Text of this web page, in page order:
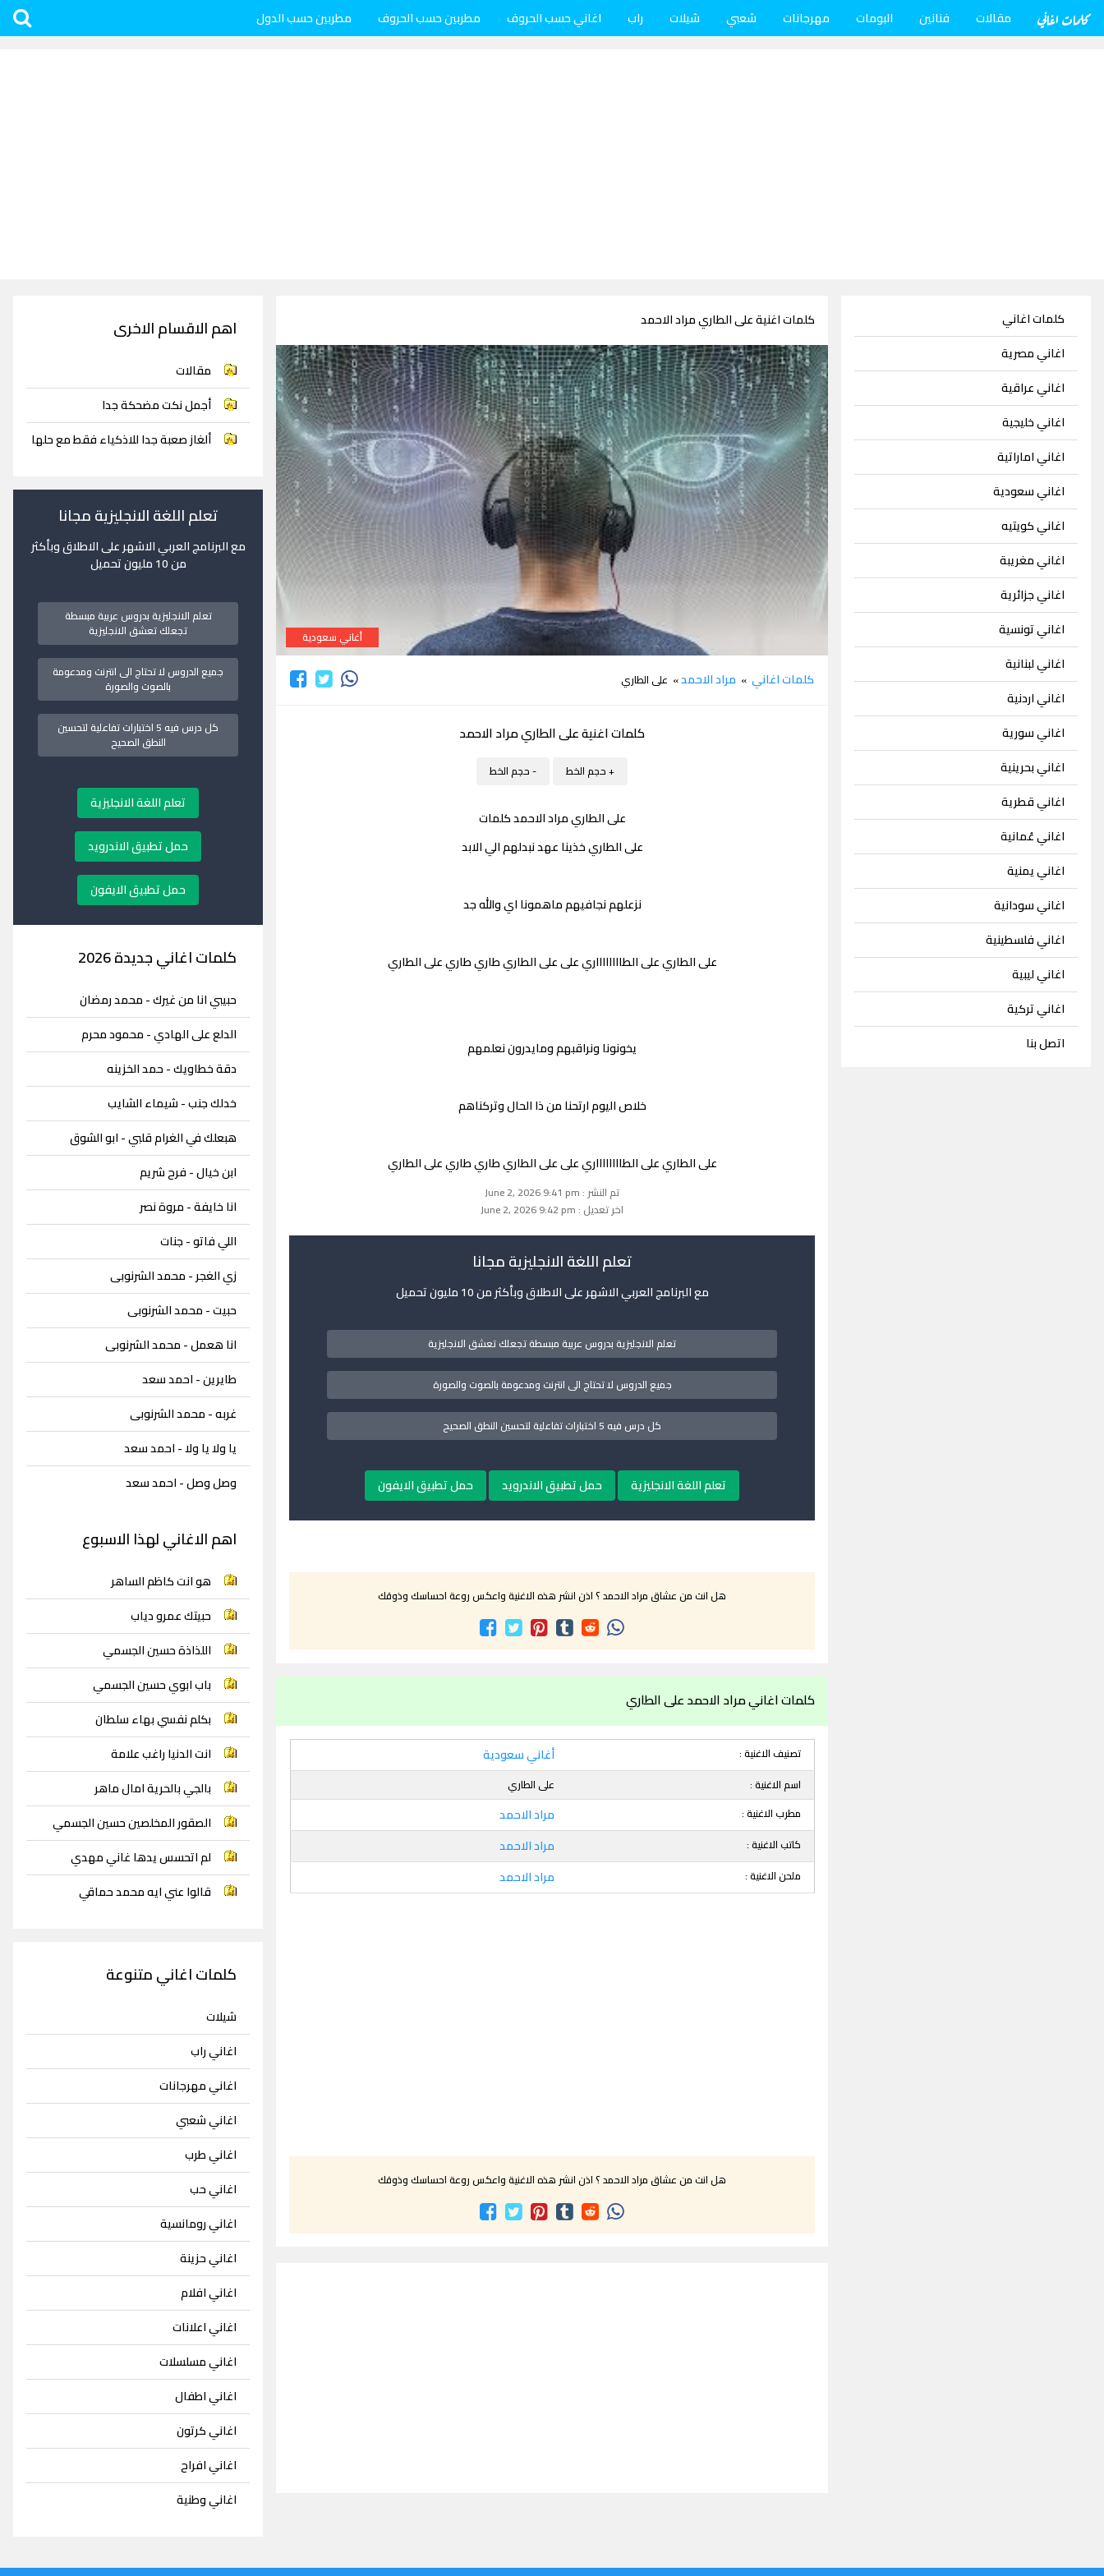
كلمات اغاني مقالات فنانين البومات مهرجانات شعبي شيلات راب اغاني حسب الحروف مطربين حسب الحروف مطربين حسب الدول
كلمات اغاني
اغاني مصرية
اغاني عراقية
اغاني خليجية
اغاني اماراتية
اغاني سعودية
اغاني كويتيه
اغاني مغريبة
اغاني جزائرية
اغاني تونسية
اغاني لبنانية
اغاني اردنية
اغاني سورية
اغاني بحرينية
اغاني قطرية
اغاني عُمانية
اغاني يمنية
اغاني سودانية
اغاني فلسطينية
اغاني ليبية
اغاني تركية
اتصل بنا
كلمات اغنية على الطاري مراد الاحمد
أغاني سعودية
كلمات اغاني » مراد الاحمد» على الطاري
كلمات اغنية على الطاري مراد الاحمد
+ حجم الخط - حجم الخط
على الطاري مراد الاحمد كلمات
على الطاري خذينا عهد نبدلهم الي الابد
نزعلهم نجافيهم ماهمونا اي والله جد
على الطاري على الطااااااااري على على الطاري طاري طاري على الطاري
يخونونا ونراقبهم ومايدرون نعلمهم
خلاص اليوم ارتحنا من ذا الحال وتركناهم
على الطاري على الطااااااااري على على الطاري طاري طاري على الطاري
تم النشر : June 2, 2026 9:41 pm
اخر تعديل : June 2, 2026 9:42 pm
تعلم اللغة الانجليزية مجانا
مع البرنامج العربي الاشهر على الاطلاق وبأكثر من 10 مليون تحميل
تعلم الانجليزية بدروس عربية مبسطة تجعلك تعشق الانجليزية
جميع الدروس لا تحتاج الى انترنت ومدعومة بالصوت والصورة
كل درس فيه 5 اختبارات تفاعلية لتحسين النطق الصحيح
تعلم اللغة الانجليزية حمل تطبيق الاندرويد حمل تطبيق الايفون
هل انت من عشاق مراد الاحمد ؟ اذن انشر هذه الاغنية واعكس روعة احساسك وذوقك
كلمات اغاني مراد الاحمد على الطاري
تصنيف الاغنية : أغاني سعودية
اسم الاغنية :
على الطاري
مطرب الاغنية :
مراد الاحمد
كاتب الاغنية : مراد الاحمد
ملحن الاغنية : مراد الاحمد
هل انت من عشاق مراد الاحمد ؟ اذن انشر هذه الاغنية واعكس روعة احساسك وذوقك
اهم الاقسام الاخرى
مقالات
أجمل نكت مضحكة جدا
ألغاز صعبة جدا للاذكياء فقط مع حلها
تعلم اللغة الانجليزية مجانا
مع البرنامج العربي الاشهر على الاطلاق وبأكثر
من 10 مليون تحميل
تعلم الانجليزية بدروس عربية مبسطة
تجعلك تعشق الانجليزية
جميع الدروس لا تحتاج الى انترنت ومدعومة
بالصوت والصورة
كل درس فيه 5 اختبارات تفاعلية لتحسين
النطق الصحيح
تعلم اللغة الانجليزية
حمل تطبيق الاندرويد
حمل تطبيق الايفون
كلمات اغاني جديدة 2026
حبيبي انا من غيرك - محمد رمضان
الدلع على الهادي - محمود محرم
دقة خطاويك - حمد الخزينه
خدلك جنب - شيماء الشايب
هبعلك في الغرام قلبي - ابو الشوق
ابن خيال - فرح شريم
انا خايفة - مروة نصر
اللي فاتو - جنات
زي الغجر - محمد الشرنوبى
حبيت - محمد الشرنوبى
انا هعمل - محمد الشرنوبى
طايرين - احمد سعد
غربه - محمد الشرنوبى
يا ولا يا ولا - احمد سعد
وصل وصل - احمد سعد
اهم الاغاني لهذا الاسبوع
هو انت كاظم الساهر
حبيتك عمرو دياب
اللذاذة حسين الجسمي
باب ابوي حسين الجسمي
بكلم نفسي بهاء سلطان
انت الدنيا راغب علامة
بالجي بالحرية امال ماهر
الصقور المخلصين حسين الجسمي
لم اتحسس يدها غاني مهدي
قالوا عني ايه محمد حماقي
كلمات اغاني متنوعة
شيلات
اغاني راب
اغاني مهرجانات
اغاني شعبي
اغاني طرب
اغاني حب
اغاني رومانسية
اغاني حزينة
اغاني افلام
اغاني اعلانات
اغاني مسلسلات
اغاني اطفال
اغاني كرتون
اغاني افراح
اغاني وطنية